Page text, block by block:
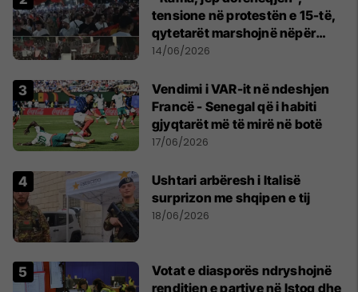
tensione në protestën e 15-të,
qytetarët marshojnë nëpër
kryeqytet
14/06/2026
Vendimi i VAR-it në ndeshjen
Francë - Senegal që i habiti
gjyqtarët më të mirë në botë
17/06/2026
Ushtari arbëresh i Italisë
surprizon me shqipen e tij
18/06/2026
Votat e diasporës ndryshojnë
renditjen e partive në Istog dhe